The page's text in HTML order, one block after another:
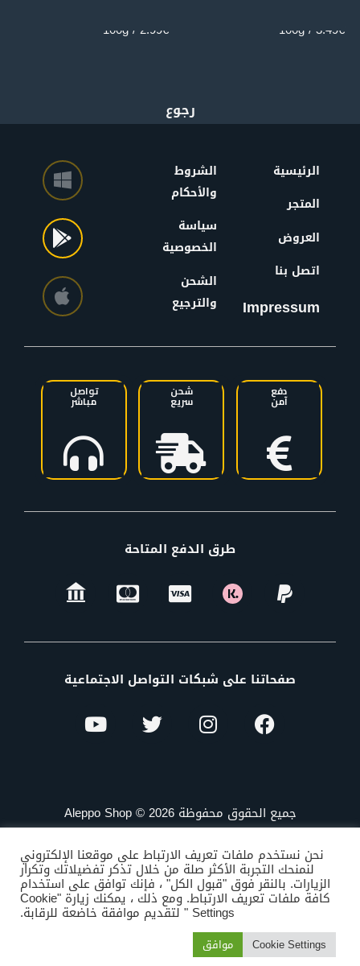
3.49€ / 100g
2.99€ / 100g
الرئيسية
المتجر
العروض
اتصل بنا
Impressum
الشروط
والأحكام
سياسة
الخصوصية
الشحن
والترجيع
دفع
آمن
شحن
سريع
تواصل
مباشر
طرق الدفع المتاحة
صفحاتنا على شبكات التواصل الاجتماعية
جميع الحقوق محفوظة Aleppo Shop © 2026
نحن نستخدم ملفات تعريف الارتباط على موقعنا الإلكتروني
لنمنحك التجربة الأكثر صلة من خلال تذكر تفضيلاتك وتكرار
الزيارات. بالنقر فوق "قبول الكل" ، فإنك توافق على استخدام
كافة ملفات تعريف الارتباط. ومع ذلك ، يمكنك زيارة "Cookie
Settings " لتقديم موافقة خاضعة للرقابة.
Cookie Settings موافق